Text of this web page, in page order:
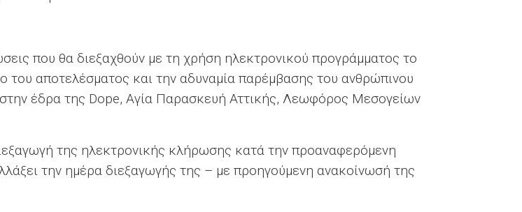
που θα διεξαχθούν με τη χρήση ηλεκτρονικού προγράμματος το
του αποτελέσματος και την αδυναμία παρέμβασης του ανθρώπινου
έδρα της Dope, Αγία Παρασκευή Αττικής, Λεωφόρος Μεσογείων
της ηλεκτρονικής κλήρωσης κατά την προαναφερόμενη
την ημέρα διεξαγωγής της – με προηγούμενη ανακοίνωσή της